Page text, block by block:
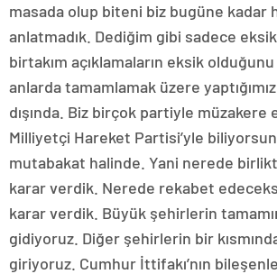
masada olup biteni biz bugüne kadar
anlatmadık. Dediğim gibi sadece
birtakım açıklamaların eksik
anlarda tamamlamak üzere yaptığımız
dışında. Biz birçok partiyle müzakere
Milliyetçi Hareket Partisi’yle
mutabakat halinde. Yani nerede
karar verdik. Nerede rekabet
karar verdik. Büyük şehirlerin
gidiyoruz. Diğer şehirlerin bir
giriyoruz. Cumhur İttifakı’nın